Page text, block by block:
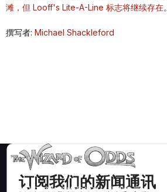
滩，但 Looff's Lite-A-Line 标志将继续存在。
撰写者: Michael Shackleford
订阅我们的新闻通讯